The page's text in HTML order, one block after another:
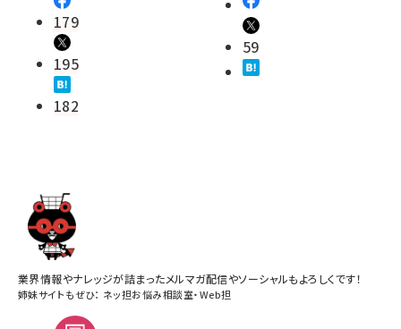
179
195
182
59
業界情報やナレッジが詰まったメルマガ配信やソーシャルもよろしくです！
姉妹サイトもぜひ： ネッ担お悩み相談室・Web担